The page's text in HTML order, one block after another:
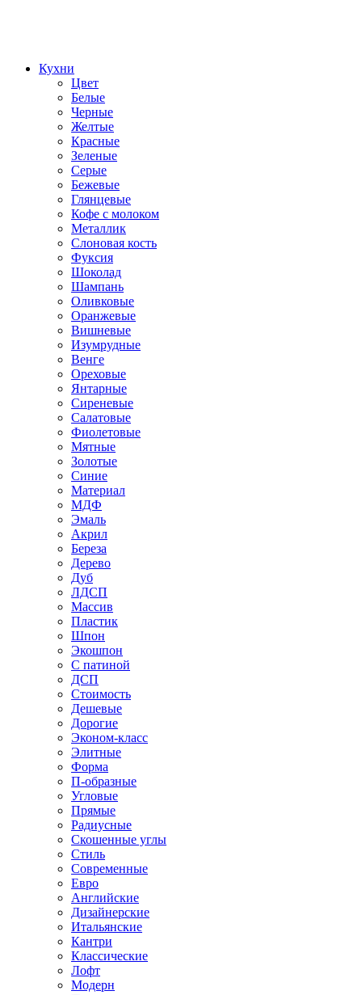
Кухни
Цвет
Белые
Черные
Желтые
Красные
Зеленые
Серые
Бежевые
Глянцевые
Кофе с молоком
Металлик
Слоновая кость
Фуксия
Шоколад
Шампань
Оливковые
Оранжевые
Вишневые
Изумрудные
Венге
Ореховые
Янтарные
Сиреневые
Салатовые
Фиолетовые
Мятные
Золотые
Синие
Материал
МДФ
Эмаль
Акрил
Береза
Дерево
Дуб
ЛДСП
Массив
Пластик
Шпон
Экошпон
С патиной
ДСП
Стоимость
Дешевые
Дорогие
Эконом-класс
Элитные
Форма
П-образные
Угловые
Прямые
Радиусные
Скошенные углы
Стиль
Современные
Евро
Английские
Дизайнерские
Итальянские
Кантри
Классические
Лофт
Модерн